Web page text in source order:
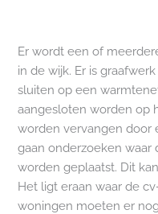
Er wordt een of
in de wijk. Er is
sluiten op een
aangesloten worden op
worden vervangen door
gaan onderzoeken waar
worden geplaatst. Dit
Het ligt eraan waar de
woningen moeten er